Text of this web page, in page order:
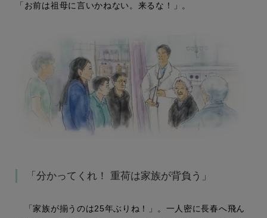
「お前は祖母に言いかねない。来るな！」。
「分かってくれ！ 重荷は家族が背負う」
「家族が揃うのは25年ぶりね！」。一人密に長春へ飛ん